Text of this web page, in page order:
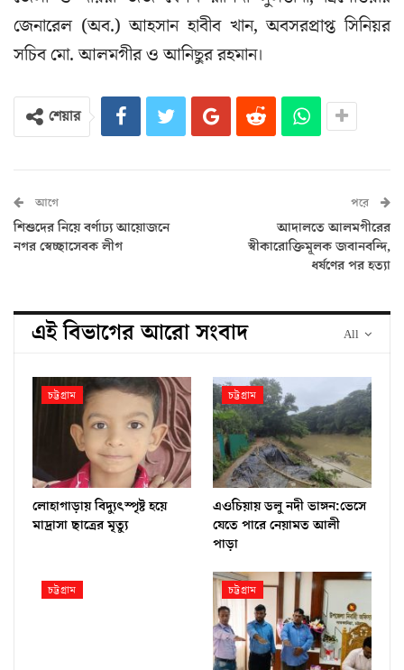
জেনারেল (অব.) আহসান হাবীব খান, অবসরপ্রাপ্ত সিনিয়র
সচিব মো. আলমগীর ও আনিছুর রহমান।
শেয়ার
আগে
শিশুদের নিয়ে বর্ণাঢ্য আয়োজনে
নগর স্বেচ্ছাসেবক লীগ
পরে
আদালতে আলমগীরের
স্বীকারোক্তিমূলক জবানবন্দি,
ধর্ষণের পর হত্যা
All
এই বিভাগের আরো সংবাদ
চট্টগ্রাম
লোহাগাড়ায় বিদ্যুৎস্পৃষ্ট হয়ে
মাদ্রাসা ছাত্রের মৃত্যু
চট্টগ্রাম
এওচিয়ায় ডলু নদী ভাঙ্গন:ভেসে
যেতে পারে নেয়ামত আলী
পাড়া
চট্টগ্রাম চট্টগ্রাম